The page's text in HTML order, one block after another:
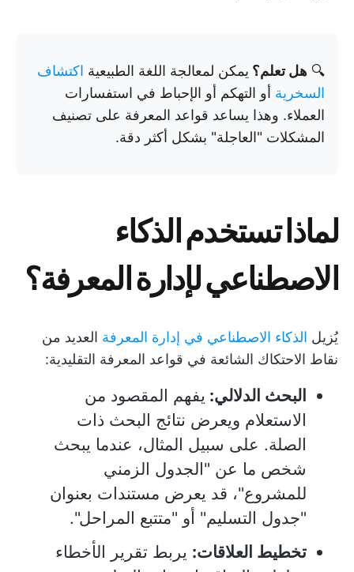
🔍 هل تعلم؟ يمكن لمعالجة اللغة الطبيعية اكتشاف
السخرية أو التهكم أو الإحباط في استفسارات
العملاء. وهذا يساعد قواعد المعرفة على تصنيف
المشكلات "العاجلة" بشكل أكثر دقة.
لماذا تستخدم الذكاء
الاصطناعي لإدارة المعرفة؟
يُزيل الذكاء الاصطناعي في إدارة المعرفة العديد من
نقاط الاحتكاك الشائعة في قواعد المعرفة التقليدية:
البحث الدلالي: يفهم المقصود من
الاستعلام ويعرض نتائج البحث ذات
الصلة. على سبيل المثال، عندما يبحث
شخص ما عن "الجدول الزمني
للمشروع"، قد يعرض مستندات بعنوان
"جدول التسليم" أو "متتبع المراحل".
تخطيط العلاقات: يربط تقرير الأخطاء